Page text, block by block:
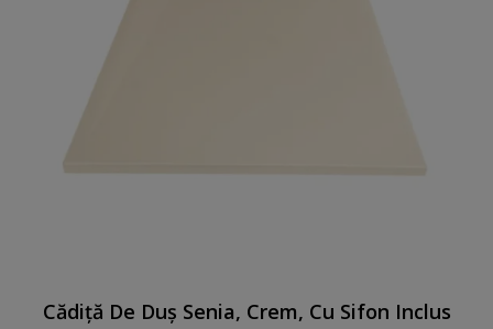
Cădiță De Duș Senia, Crem, Cu Sifon Inclus